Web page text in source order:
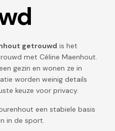
getrouwd is het
met Céline Maenhout.
gezin en wonen ze in
worden weinig details
keuze voor privacy.
een stabiele basis
in de sport.